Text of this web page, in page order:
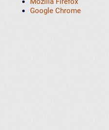
Google Chrome